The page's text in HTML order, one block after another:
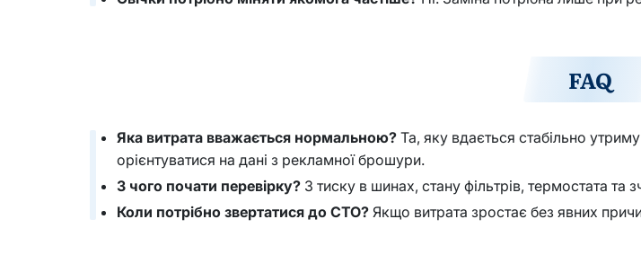
FAQ
Яка витрата вважається нормальною? Та, яку вдається стабільно
орієнтуватися на дані з рекламної брошури.
З чого почати перевірку? З тиску в шинах, стану фільтрів, термостата та
Коли потрібно звертатися до СТО? Якщо витрата зростає без явних